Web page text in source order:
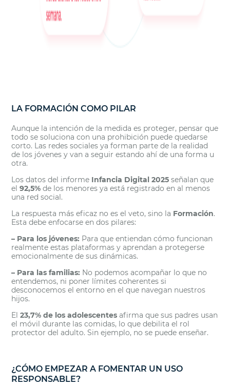
LA FORMACIÓN COMO PILAR
Aunque la intención de la medida es proteger, pensar que
todo se soluciona con una prohibición puede quedarse
corto. Las redes sociales ya forman parte de la realidad
de los jóvenes y van a seguir estando ahí de una forma u
otra.
Los datos del informe Infancia Digital 2025 señalan que
el92,5% de los menores ya está registrado en al menos
una red social.
La respuesta más eficaz no es el veto, sino la Formación.
Esta debe enfocarse en dos pilares:
– Para los jóvenes: Para que entiendan cómo funcionan
realmente estas plataformas y aprendan a protegerse
emocionalmente de sus dinámicas.
– Para las familias: No podemos acompañar lo que no
entendemos, ni poner límites coherentes si
desconocemos el entorno en el que navegan nuestros
hijos.
El23,7% de los adolescentes afirma que sus padres usan
el móvil durante las comidas, lo que debilita el rol
protector del adulto. Sin ejemplo, no se puede enseñar.
¿CÓMO EMPEZAR A FOMENTAR UN USO
RESPONSABLE?